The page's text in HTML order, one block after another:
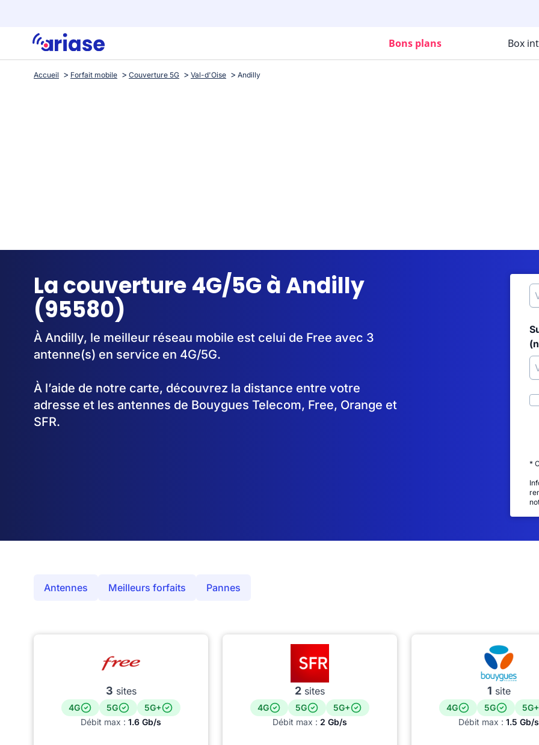
Bons plans Box
Accueil Forfait mobile Couverture 5G Val-d'Oise Andilly
La couverture 4G/5G à Andilly
(95580)
À Andilly, le meilleur réseau mobile est celui de Free avec 3
antenne(s) en service en 4G/5G.
À l’aide de notre carte, découvrez la distance entre votre
adresse et les antennes de Bouygues Telecom, Free, Orange et
SFR.
*
Antennes Meilleurs forfaits Pannes
3 sites
4G 5G
5G+
Débit max : 1.6 Gb/s
2 sites
4G 5G
5G+
Débit max : 2 Gb/s
1 site
4G 5G
5G+
Débit max : 1.5 Gb/s